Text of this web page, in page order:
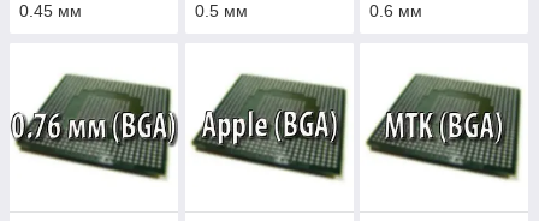
0.45 мм 0.5 мм 0.6 мм